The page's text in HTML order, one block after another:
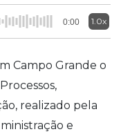
0:00 1.0x
Campo Grande o
realizado pela
e